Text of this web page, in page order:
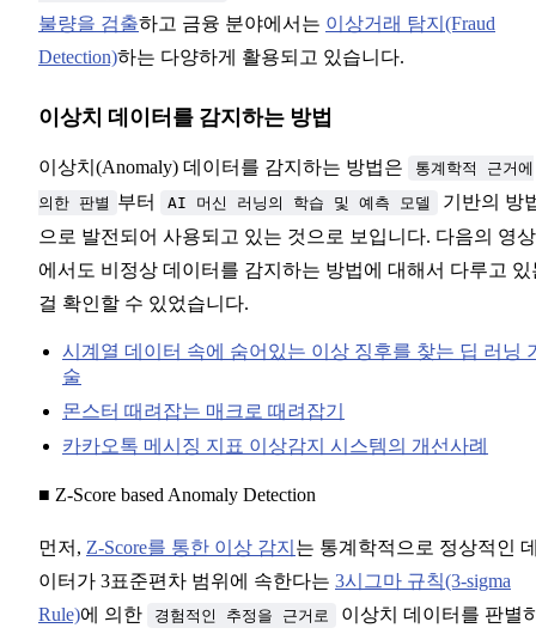
불량을 검출하고 금융 분야에서는 이상거래 탐지(Fraud
Detection)하는 다양하게 활용되고 있습니다.
이상치 데이터를 감지하는 방법
이상치(Anomaly) 데이터를 감지하는 방법은
통계학적 근거에
의한 판별 부터 AI 머신 러닝의 학습 및 예측 모델
기반의 방
으로 발전되어 사용되고 있는 것으로 보입니다. 다음의 영
에서도 비정상 데이터를 감지하는 방법에 대해서 다루고 있
걸 확인할 수 있었습니다.
시계열 데이터 속에 숨어있는 이상 징후를 찾는 딥 러닝
술
몬스터 때려잡는 매크로 때려잡기
카카오톡 메시징 지표 이상감지 시스템의 개선사례
■ Z-Score based Anomaly Detection
먼저, Z-Score를 통한 이상 감지 는 통계학적으로 정상적인
이터가 3표준편차 범위에 속한다는 3시그마 규칙(3-sigma
Rule)에 의한 경험적인 추정을 근거로
이상치 데이터를 판별